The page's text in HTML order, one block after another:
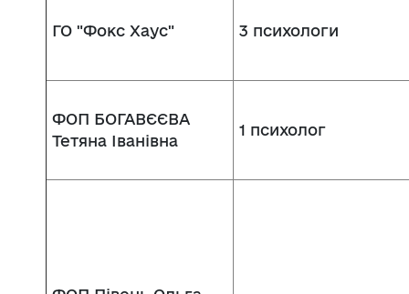
ГО "Фокс Хаус" 3 психологи
ФОП БОГАВЄЄВА
Тетяна Іванівна
1 психолог